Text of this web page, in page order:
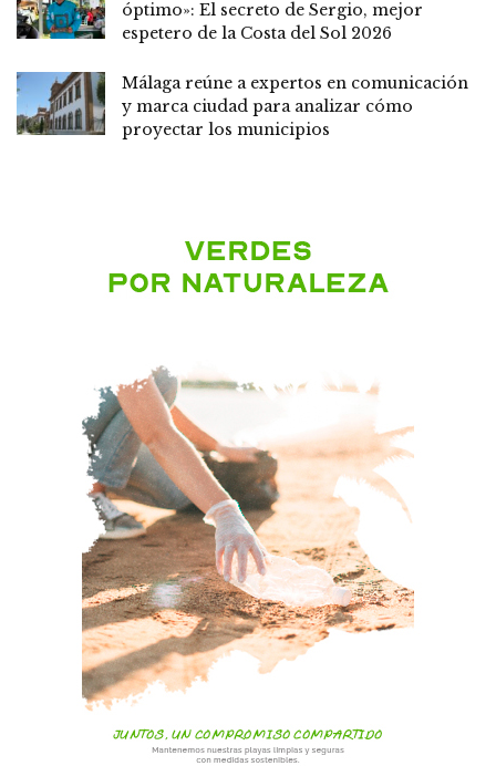
óptimo»: El secreto de Sergio, mejor
espetero de la Costa del Sol 2026
Málaga reúne a expertos en comunicación
y marca ciudad para analizar cómo
proyectar los municipios